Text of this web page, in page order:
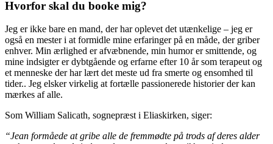
Hvorfor skal du booke mig?
Jeg er ikke bare en mand, der har oplevet det utænkelige – jeg er
også en mester i at formidle mine erfaringer på en måde, der griber
enhver. Min ærlighed er afvæbnende, min humor er smittende, og
mine indsigter er dybtgående og erfarne efter 10 år som terapeut og
et menneske der har lært det meste ud fra smerte og ensomhed til
tider.. Jeg elsker virkelig at fortælle passionerede historier der kan
mærkes af alle.
Som William Salicath, sognepræst i Eliaskirken, siger:
“Jean formåede at gribe alle de fremmødte på trods af deres alder